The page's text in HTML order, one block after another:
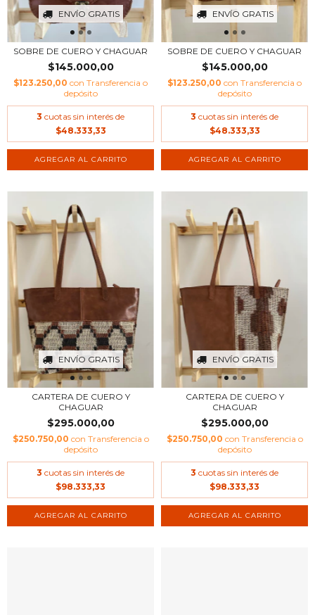
ENVÍO GRATIS
SOBRE DE CUERO Y CHAGUAR
$145.000,00
$123.250,00 con Transferencia o
depósito
3 cuotas sin interés de
$48.333,33
ENVÍO GRATIS
SOBRE DE CUERO Y CHAGUAR
$145.000,00
$123.250,00 con Transferencia o
depósito
3 cuotas sin interés de
$48.333,33
ENVÍO GRATIS
CARTERA DE CUERO Y
CHAGUAR
$295.000,00
$250.750,00 con Transferencia o
depósito
3 cuotas sin interés de
$98.333,33
ENVÍO GRATIS
CARTERA DE CUERO Y
CHAGUAR
$295.000,00
$250.750,00 con Transferencia o
depósito
3 cuotas sin interés de
$98.333,33